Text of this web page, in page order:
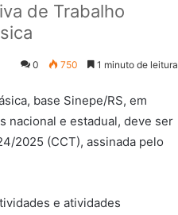
de Trabalho
0 750 1 minuto de leitura
base Sinepe/RS, em
nacional e estadual, deve ser
2025 (CCT), assinada pelo
e atividades